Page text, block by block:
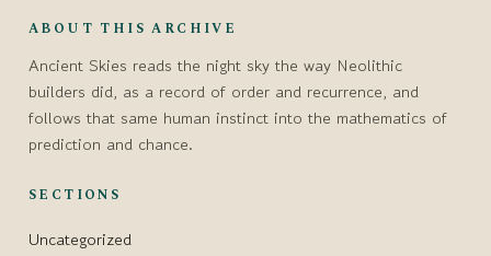
ABOUT THIS ARCHIVE
Ancient Skies reads the night sky the way Neolithic
builders did, as a record of order and recurrence, and
follows that same human instinct into the mathematics of
prediction and chance.
SECTIONS
Uncategorized